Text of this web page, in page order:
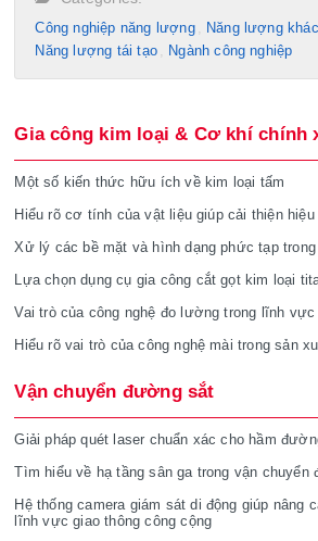
Công nghiệp năng lượng
Năng lượng khác
Năng lượng tái tạo
Ngành công nghiệp
Gia công kim loại & Cơ khí chính
Một số kiến thức hữu ích về kim loại tấm
Hiểu rõ cơ tính của vật liệu giúp cải thiện
Xử lý các bề mặt và hình dạng phức tạp
Lựa chọn dụng cụ gia công cắt gọt kim loại
Vai trò của công nghệ đo lường trong lĩnh vực
Hiểu rõ vai trò của công nghệ mài trong sản
Vận chuyển đường sắt
Giải pháp quét laser chuẩn xác cho hầm
Tìm hiểu về hạ tầng sân ga trong vận chuyển
Hệ thống camera giám sát di động giúp nâng
lĩnh vực giao thông công cộng